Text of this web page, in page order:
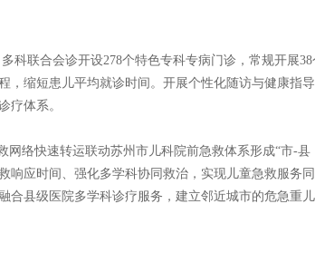
科联合会诊开设278个特色专科专病门诊，常规开展
，缩短患儿平均就诊时间。开展个性化随访与健康指
疗体系。
网络快速转运联动苏州市儿科院前急救体系形成“市-
响应时间、强化多学科协同救治，实现儿童急救服务
合县级医院多学科诊疗服务，建立邻近城市的危急重